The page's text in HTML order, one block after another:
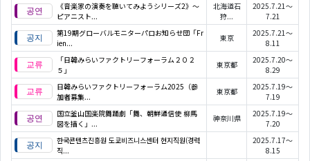
《音楽家の演奏を聴いてみようシリーズ2》〜
ピアニスト...
北海道石
狩...
2025.7.21～
7.21
第19期グローバルモニターパロお知らせ団「Fr
ien...
東京
2025.7.21～
8.11
「日韓みらいファクトリーフォーラム２０２
５」
東京都
2025.7.20～
8.29
日韓みらいファクトリーフォーラム2025（参
加者募集...
東京都
2025.7.19～
7.19
国立釜山国楽院舞踊劇「舞、朝鮮通信使 柳馬
図を描く」...
神奈川県
2025.7.19～
7.20
한국콘텐츠진흥원 도쿄비즈니스센터 현지직원(경력
직...
2025.7.17～
8.15